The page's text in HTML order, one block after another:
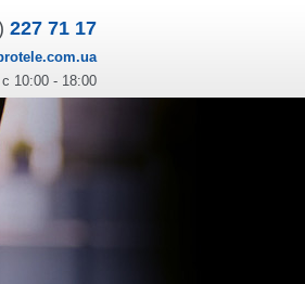
227 71 17
с 10:00 - 18:00